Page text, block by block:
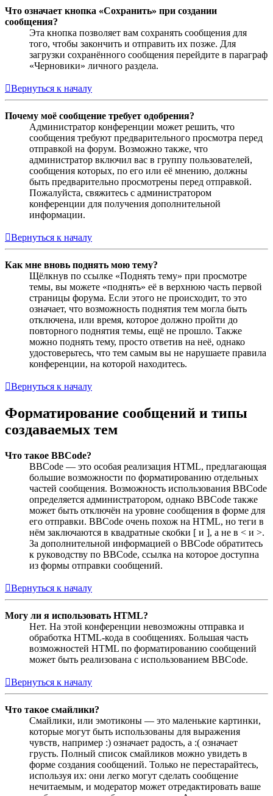
Что означает кнопка «Сохранить» при создании
сообщения?
Эта кнопка позволяет вам сохранять сообщения для
того, чтобы закончить и отправить их позже. Для
загрузки сохранённого сообщения перейдите в параграф
«Черновики» личного раздела.
Вернуться к началу
Почему моё сообщение требует одобрения?
Администратор конференции может решить, что
сообщения требуют предварительного просмотра перед
отправкой на форум. Возможно также, что
администратор включил вас в группу пользователей,
сообщения которых, по его или её мнению, должны
быть предварительно просмотрены перед отправкой.
Пожалуйста, свяжитесь с администратором
конференции для получения дополнительной
информации.
Вернуться к началу
Как мне вновь поднять мою тему?
Щёлкнув по ссылке «Поднять тему» при просмотре
темы, вы можете «поднять» её в верхнюю часть первой
страницы форума. Если этого не происходит, то это
означает, что возможность поднятия тем могла быть
отключена, или время, которое должно пройти до
повторного поднятия темы, ещё не прошло. Также
можно поднять тему, просто ответив на неё, однако
удостоверьтесь, что тем самым вы не нарушаете правила
конференции, на которой находитесь.
Вернуться к началу
Форматирование сообщений и типы
создаваемых тем
Что такое BBCode?
BBCode — это особая реализация HTML, предлагающая
большие возможности по форматированию отдельных
частей сообщения. Возможность использования BBCode
определяется администратором, однако BBCode также
может быть отключён на уровне сообщения в форме для
его отправки. BBCode очень похож на HTML, но теги в
нём заключаются в квадратные скобки [ и ], а не в < и >.
За дополнительной информацией о BBCode обратитесь
к руководству по BBCode, ссылка на которое доступна
из формы отправки сообщений.
Вернуться к началу
Могу ли я использовать HTML?
Нет. На этой конференции невозможны отправка и
обработка HTML-кода в сообщениях. Большая часть
возможностей HTML по форматированию сообщений
может быть реализована с использованием BBCode.
Вернуться к началу
Что такое смайлики?
Смайлики, или эмотиконы — это маленькие картинки,
которые могут быть использованы для выражения
чувств, например :) означает радость, а :( означает
грусть. Полный список смайликов можно увидеть в
форме создания сообщений. Только не перестарайтесь,
используя их: они легко могут сделать сообщение
нечитаемым, и модератор может отредактировать ваше